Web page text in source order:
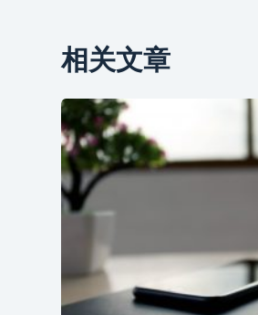
相关文章